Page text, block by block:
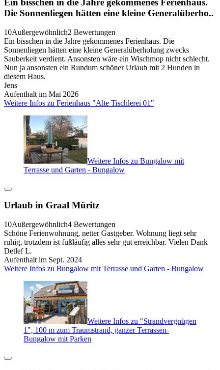
Ein bisschen in die Jahre gekommenes Ferienhaus.
Die Sonnenliegen hätten eine kleine Generalüberho..
10Außergewöhnlich2 Bewertungen
Ein bisschen in die Jahre gekommenes Ferienhaus. Die
Sonnenliegen hätten eine kleine Generalüberholung zwecks
Sauberkeit verdient. Ansonsten wäre ein Wischmop nicht schlecht.
Nun ja ansonsten ein Rundum schöner Urlaub mit 2 Hunden in
diesem Haus.
Jens
Aufenthalt im Mai 2026
Weitere Infos zu Ferienhaus "Alte Tischlerei 01"
Weitere Infos zu Bungalow mit
Terrasse und Garten - Bungalow
Urlaub in Graal Müritz
10Außergewöhnlich4 Bewertungen
Schöne Ferienwohnung, netter Gastgeber. Wohnung liegt sehr
ruhig, trotzdem ist fußläufig alles sehr gut erreichbar. Vielen Dank
Detlef L.
Aufenthalt im Sept. 2024
Weitere Infos zu Bungalow mit Terrasse und Garten - Bungalow
Weitere Infos zu "Strandvergnügen
1", 100 m zum Traumstrand, ganzer Terrassen-
Bungalow mit Parken